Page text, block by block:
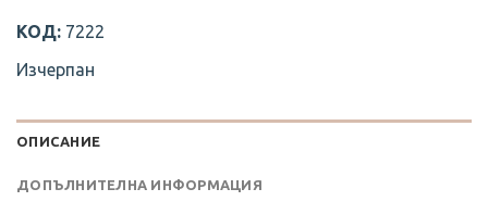
was:
7.11 €
/
13.91
е:
5.06 €
/
9.90
КОД: 7222
Изчерпан
ОПИСАНИЕ
ДОПЪЛНИТЕЛНА ИНФОРМАЦИЯ